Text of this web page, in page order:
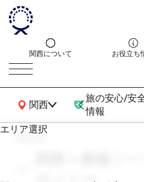
関西について お役立ち
関西
関西広域MAP
旅の安心/安
情報
エリア選択
エ
search
関西 × 酒蔵ツ